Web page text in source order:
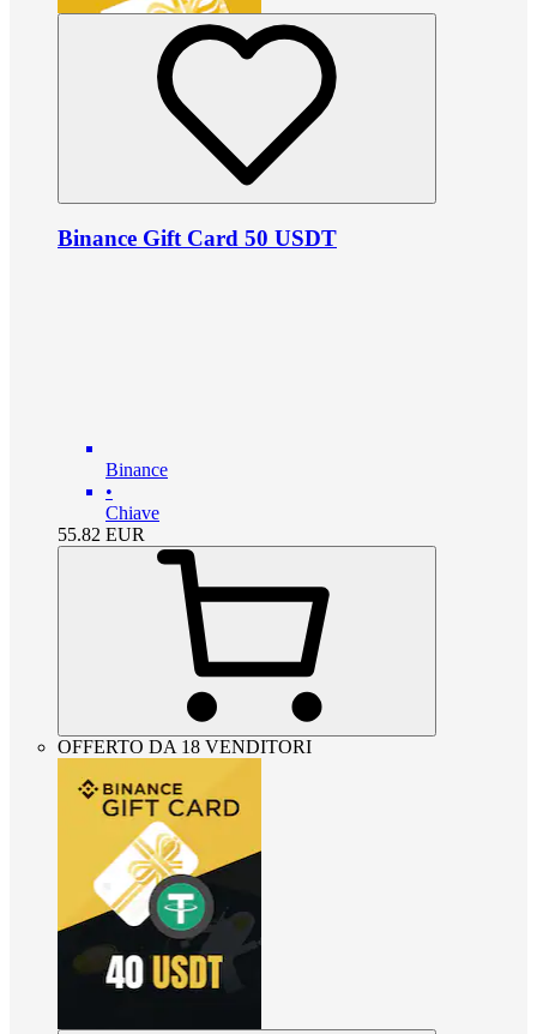
Binance Gift Card 50 USDT
Binance
•
Chiave
55.82 EUR
OFFERTO DA 18 VENDITORI